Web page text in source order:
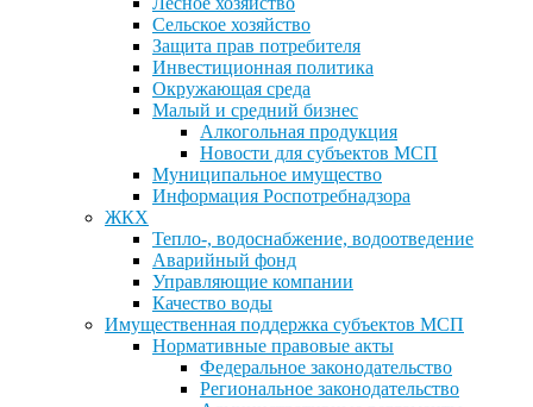
Сельское хозяйство
Защита прав потребителя
Инвестиционная политика
Окружающая среда
Малый и средний бизнес
Алкогольная продукция
Новости для субъектов МСП
Муниципальное имущество
Информация Роспотребнадзора
ЖКХ
Тепло-, водоснабжение, водоотведение
Аварийный фонд
Управляющие компании
Качество воды
Имущественная поддержка субъектов МСП
Нормативные правовые акты
Федеральное законодательство
Региональное законодательство